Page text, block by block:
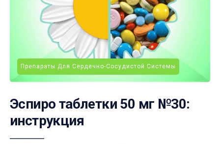
Препараты Для Сердечно-Сосудистой Системы
Эспиро таблетки 50 мг №30:
инструкция